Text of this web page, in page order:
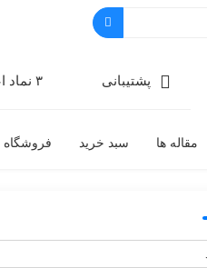
سورس گرام
پشتیبانی ۳ نماد اعتبار
مقاله ها سبد خرید فروشگاه